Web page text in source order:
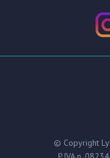
© Copyright